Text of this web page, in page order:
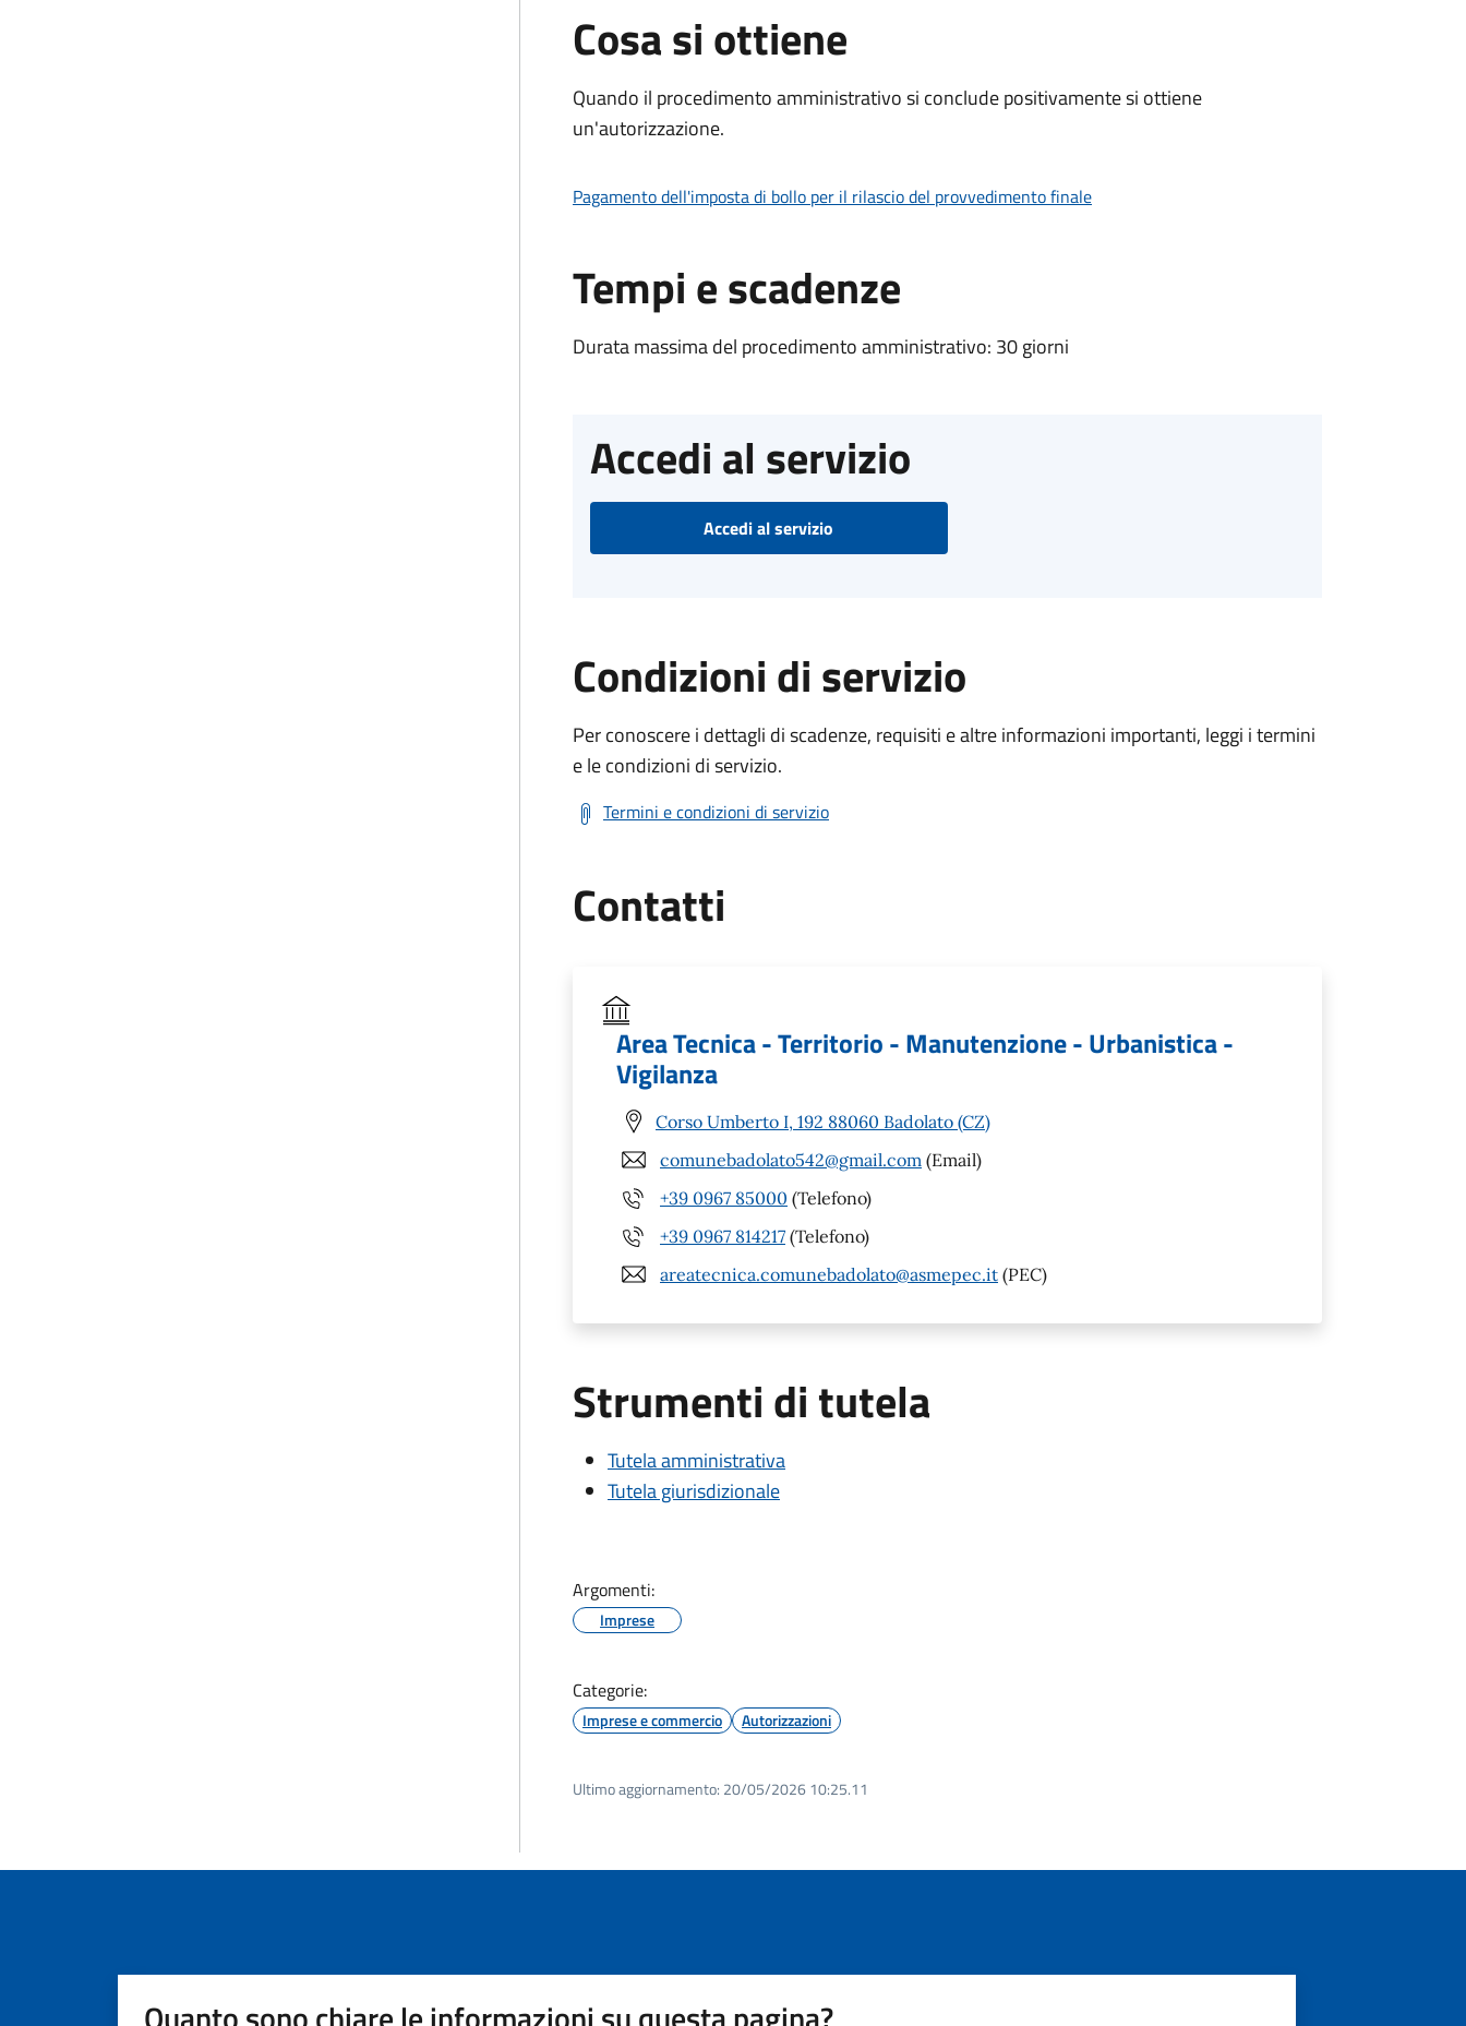
Cosa si ottiene
Quando il procedimento amministrativo si conclude positivamente si ottiene
un'autorizzazione.
Pagamento dell'imposta di bollo per il rilascio del provvedimento finale
Tempi e scadenze
Durata massima del procedimento amministrativo: 30 giorni
Accedi al servizio
Accedi al servizio
Condizioni di servizio
Per conoscere i dettagli di scadenze, requisiti e altre informazioni importanti, leggi i termini
e le condizioni di servizio.
Termini e condizioni di servizio
Contatti
Area Tecnica - Territorio - Manutenzione - Urbanistica -
Vigilanza
Corso Umberto I, 192 88060 Badolato (CZ)
comunebadolato542@gmail.com (Email)
+39 0967 85000 (Telefono)
+39 0967 814217 (Telefono)
areatecnica.comunebadolato@asmepec.it (PEC)
Strumenti di tutela
Tutela amministrativa
Tutela giurisdizionale
Argomenti:
Imprese
Categorie:
Imprese e commercio Autorizzazioni
Ultimo aggiornamento: 20/05/2026 10:25.11